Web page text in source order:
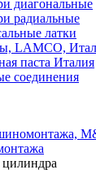
диагональные
радиальные
латки
LAMCO,
паста Италия
соединения